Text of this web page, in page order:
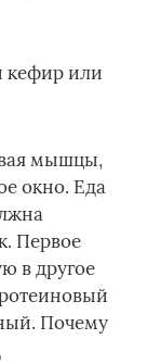
кефир или
мышцы,
окно. Еда
Первое
в другое
Почему